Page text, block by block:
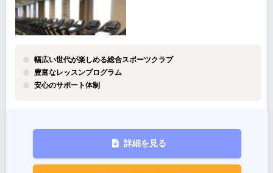
幅広い世代が楽しめる総合スポーツクラブ
豊富なレッスンプログラム
安心のサポート体制
詳細を見る